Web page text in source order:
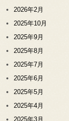
2026年2月
2025年10月
2025年9月
2025年8月
2025年7月
2025年6月
2025年5月
2025年4月
2025年3月